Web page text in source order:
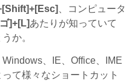
、コンピュータ
]+[L]あたりが知っていて
か。
、IE、Office、IME
て様々なショートカット